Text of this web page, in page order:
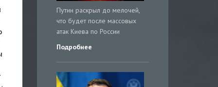
Путин раскрыл до мелочей,
что будет после массовых
атак Киева по России
Подробнее